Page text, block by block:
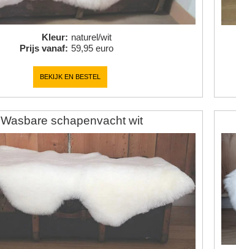
Kleur: naturel/wit
Prijs vanaf: 59,95 euro
BEKIJK EN BESTEL
Wasbare schapenvacht wit